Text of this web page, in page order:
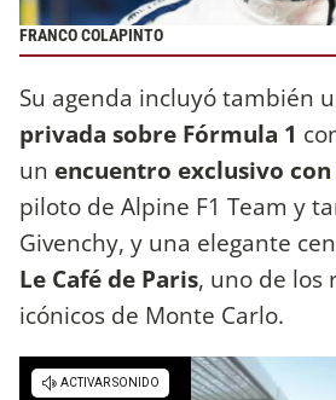
FRANCO COLAPINTO
Su agenda incluyó también
privada sobre Fórmula 1
un encuentro exclusivo con
piloto de Alpine F1 Team y
Givenchy, y una elegante
Le Café de Paris, uno de los
icónicos de Monte Carlo.